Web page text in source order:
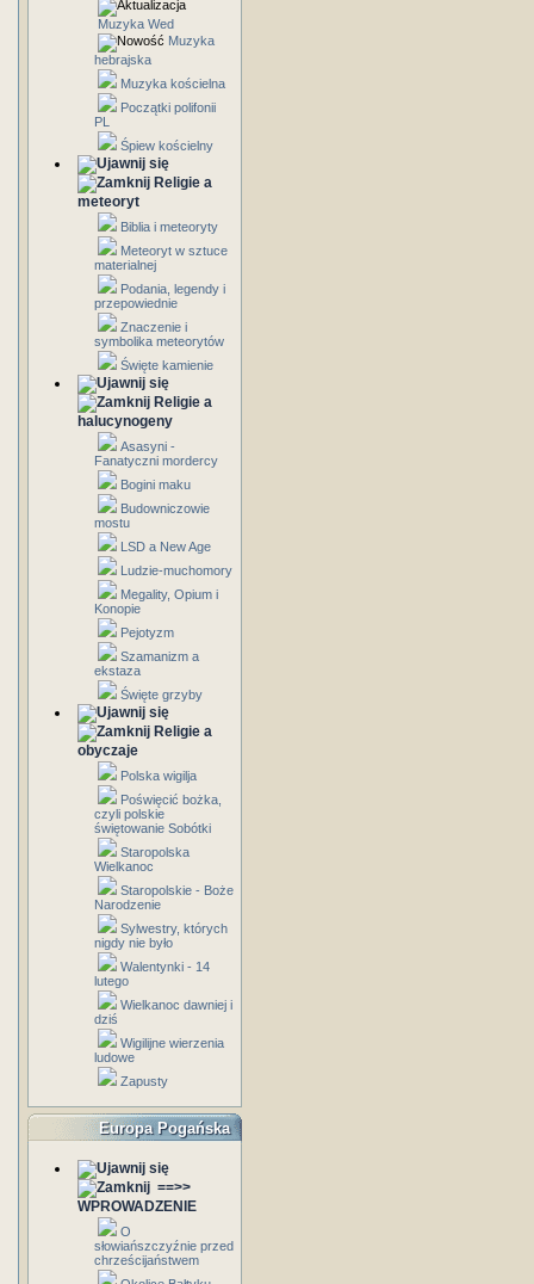
Muzyka Wed
Muzyka
hebrajska
Muzyka kościelna
Początki polifonii
PL
Śpiew kościelny
Religie a
meteoryt
Biblia i meteoryty
Meteoryt w sztuce
materialnej
Podania, legendy i
przepowiednie
Znaczenie i
symbolika meteorytów
Święte kamienie
Religie a
halucynogeny
Asasyni -
Fanatyczni mordercy
Bogini maku
Budowniczowie
mostu
LSD a New Age
Ludzie-muchomory
Megality, Opium i
Konopie
Pejotyzm
Szamanizm a
ekstaza
Święte grzyby
Religie a
obyczaje
Polska wigilja
Poświęcić bożka,
czyli polskie
świętowanie Sobótki
Staropolska
Wielkanoc
Staropolskie - Boże
Narodzenie
Sylwestry, których
nigdy nie było
Walentynki - 14
lutego
Wielkanoc dawniej i
dziś
Wigilijne wierzenia
ludowe
Zapusty
Europa Pogańska
==>>
WPROWADZENIE
O
słowiańszczyźnie przed
chrześcijaństwem